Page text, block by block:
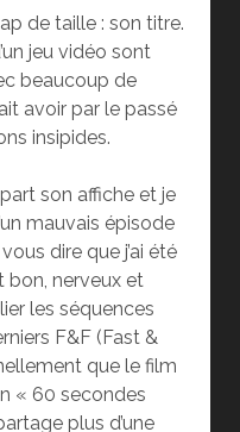
de taille : son titre.
jeu vidéo sont
beaucoup de
avoir par le passé
insipides.
son affiche et je
mauvais épisode
dire que j’ai été
bon, nerveux et
les séquences
F&F (Fast &
que le film
« 60 secondes
plus d’une